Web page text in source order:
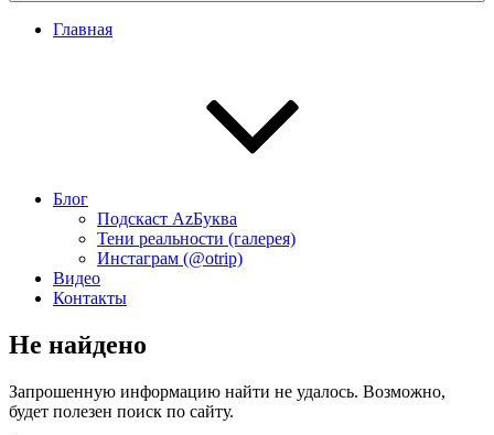
Главная
Блог
Подскаст АzБуква
Тени реальности (галерея)
Инстаграм (@otrip)
Видео
Контакты
Не найдено
Запрошенную информацию найти не удалось. Возможно,
будет полезен поиск по сайту.